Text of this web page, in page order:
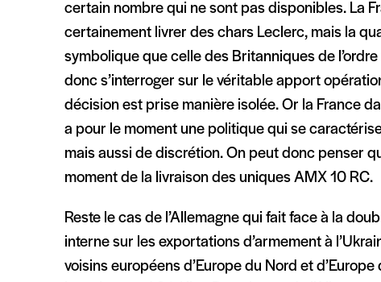
certain nombre qui ne sont pas disponibles. La
certainement livrer des chars Leclerc, mais la
symbolique que celle des Britanniques de
donc s’interroger sur le véritable apport
décision est prise manière isolée. Or la France
a pour le moment une politique qui se
mais aussi de discrétion. On peut donc penser
moment de la livraison des uniques AMX 10 RC.
Reste le cas de l’Allemagne qui fait face à la
interne sur les exportations d’armement à
voisins européens d’Europe du Nord et